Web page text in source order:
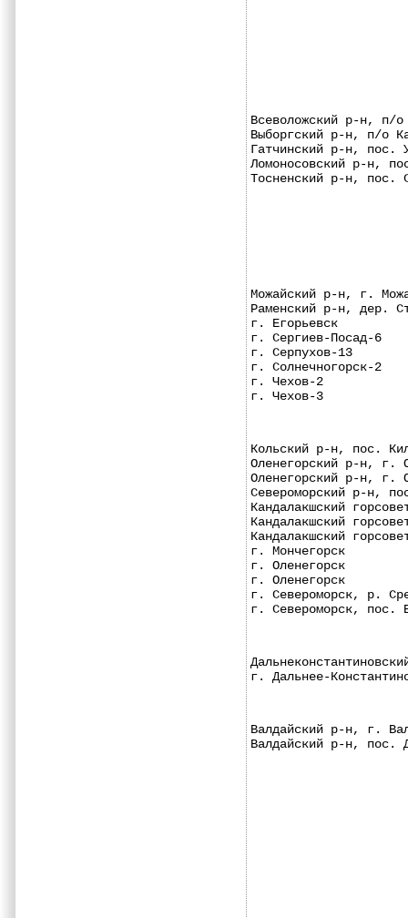
Всеволожский р-н,
Выборгский р-н,
Гатчинский р-н,
Ломоносовский р-
Тосненский р-н,
Можайский р-н, г.
Раменский р-н,
г. Егорьевск
г. Сергиев-
г. Серпухов-13
г.
г. Чехов-2
г. Чехов-3
Кольский р-н, пос.
Оленегорский р-н,
Оленегорский р-н, г.
Североморский р-н,
Кандалакшский
Кандалакшский
Кандалакшский
г. Мончегорск
г. Оленегорск
г. Оленегорск
г. Североморск,
г. Североморск,
г. Дальнее-
Валдайский р-н,
Валдайский р-н,